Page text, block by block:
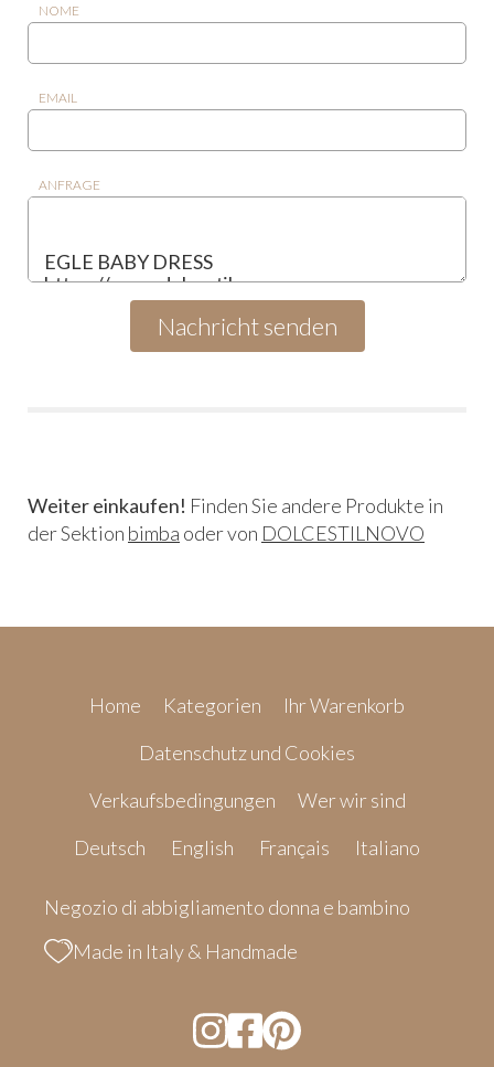
NOME
EMAIL
ANFRAGE
Weiter einkaufen! Finden Sie andere Produkte in
der Sektion bimba oder von DOLCESTILNOVO
Home Kategorien
Ihr Warenkorb
Datenschutz und Cookies
Verkaufsbedingungen
Wer wir sind
Deutsch
English Français Italiano
Negozio di abbigliamento donna e bambino
Made in Italy & Handmade